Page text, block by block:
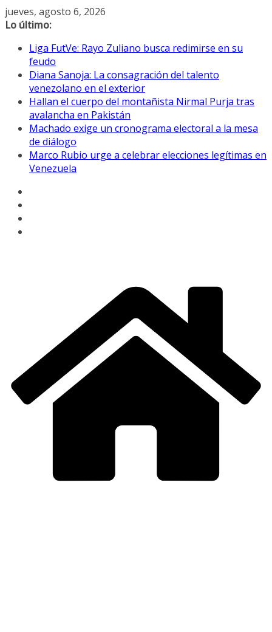
Saltar
al
jueves, agosto 6, 2026
Lo último:
Liga FutVe: Rayo Zuliano busca redimirse en su
feudo
Diana Sanoja: La consagración del talento
venezolano en el exterior
Hallan el cuerpo del montañista Nirmal Purja tras
avalancha en Pakistán
Machado exige un cronograma electoral a la mesa
de diálogo
Marco Rubio urge a celebrar elecciones legítimas en
Venezuela